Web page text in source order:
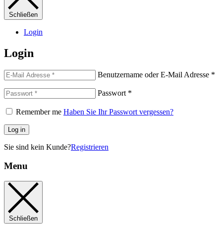
Schließen
Login
Login
Benutzername oder E-Mail Adresse *
Passwort *
Remember me Haben Sie Ihr Passwort vergessen?
Log in
Sie sind kein Kunde?Registrieren
Menu
Schließen